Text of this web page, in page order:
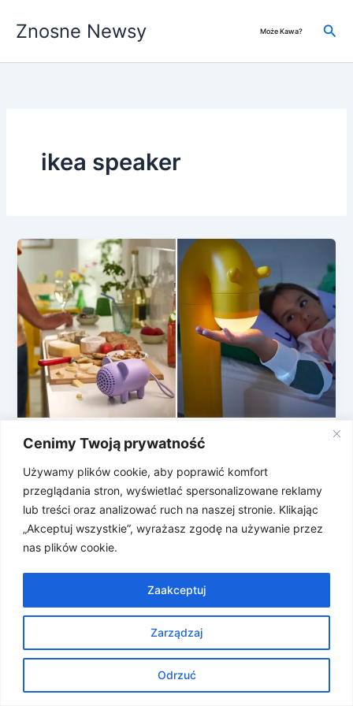
Cenimy Twoją prywatność
Używamy plików cookie, aby poprawić komfort
przeglądania stron, wyświetlać spersonalizowane reklamy
lub treści oraz analizować ruch na naszej stronie. Klikając
„Akceptuj wszystkie”, wyrażasz zgodę na używanie przez
nas plików cookie.
Zarządzaj
Odrzuć
Zaakceptuj
Znosne Newsy Może Kawa?
ikea speaker
Polskie projektantki w nowej kolekcji
IKEA wprowadza nową kolekcję dla dzieci o
wdzięcznej nazwie GREJSIMOJS i trudno przejść
obok niej obojętnie nawet dorosłym (np. mi!). […]
Prawa autorskie © 2026 Znosne Newsy | Obsługiwane przez
Motyw Astra WordPress